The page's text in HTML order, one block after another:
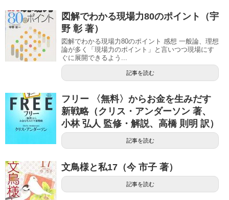
図解でわかる現場力80のポイント（宇
野 彰 著）
図解でわかる現場力80のポイント 感想 一般論、理想
論が多く「現場力のポイント」と言いつつ現場にす
ぐに展開できるよう...
記事を読む
フリー 〈無料〉からお金を生みだす
新戦略（クリス・アンダーソン 著、
小林 弘人 監修・解説、高橋 則明 訳）
記事を読む
文鳥様と私17（今 市子 著）
記事を読む